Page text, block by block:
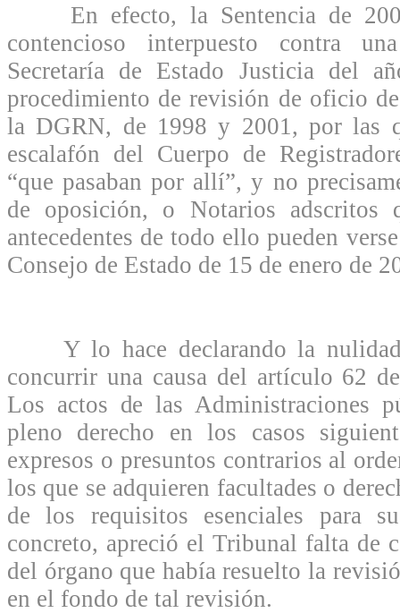
En efecto, la Sentencia de
contencioso interpuesto contra
Secretaría de Estado Justicia del
procedimiento de revisión de oficio
la DGRN, de 1998 y 2001, por las
escalafón del Cuerpo de
“que pasaban por allí”, y no
de oposición, o Notarios adscritos
antecedentes de todo ello pueden
Consejo de Estado de 15 de enero de
Y lo hace declarando la nulidad
concurrir una causa del artículo 62
Los actos de las Administraciones
pleno derecho en los casos
expresos o presuntos contrarios al
los que se adquieren facultades o
de los requisitos esenciales para
concreto, apreció el Tribunal falta de
del órgano que había resuelto la
en el fondo de tal revisión.